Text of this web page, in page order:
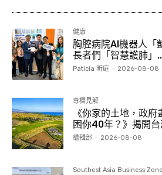
健康
胸腔病院AI機器人「
長者們「智慧護肺」
Paticia 昕庭 - 2026-08-08
專欄見解
《你家的土地，政府
困你40年？》揭開台
編輯部 - 2026-08-08
Southest Asia Business Zone